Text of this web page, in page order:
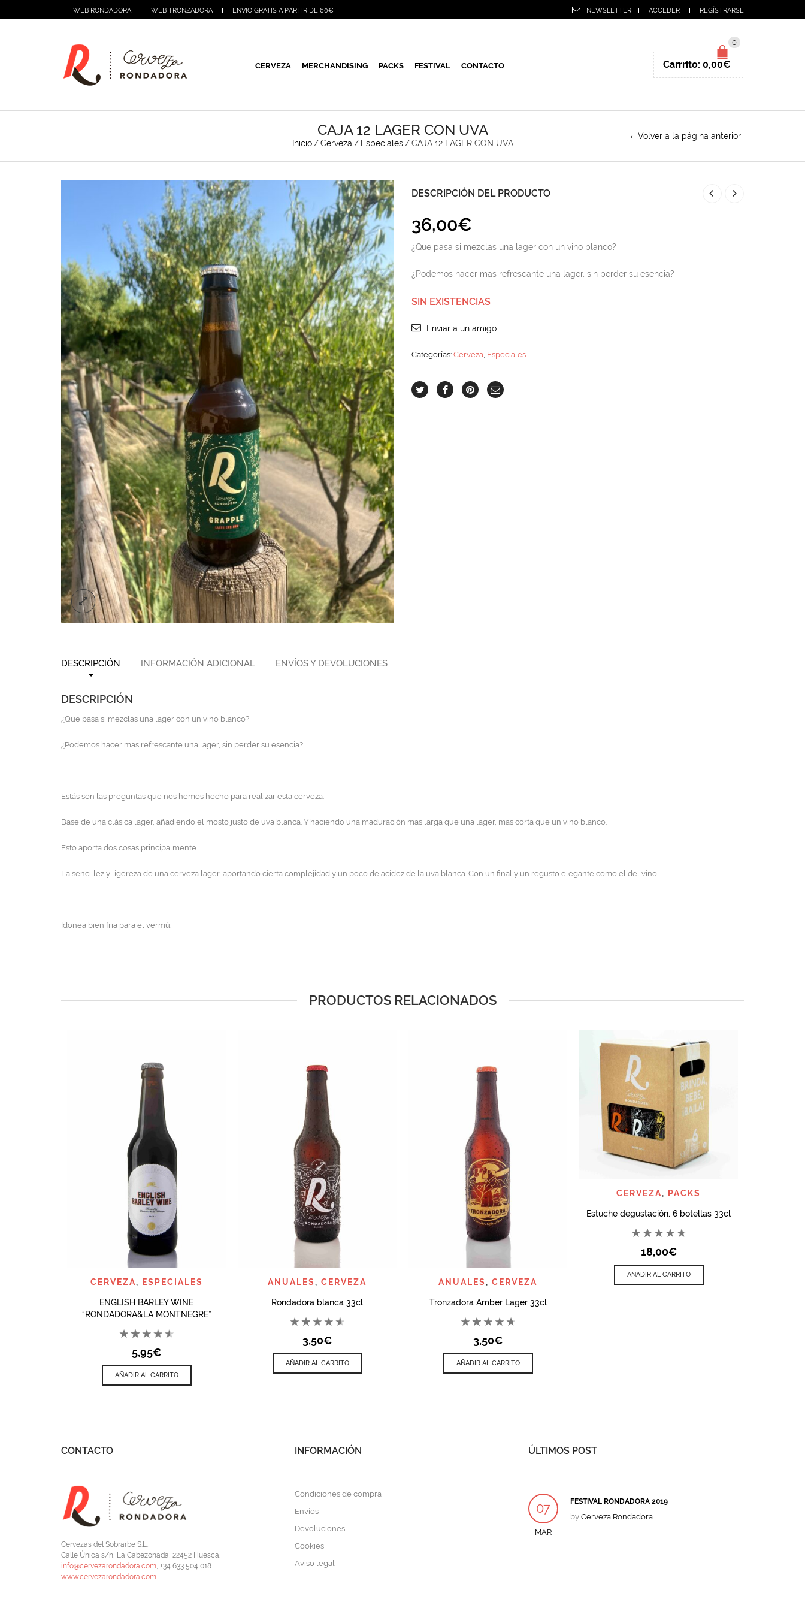
WEB RONDADORA WEB TRONZADORA ENVIO GRATIS A PARTIR DE 60€ NEWSLETTER ACCEDER REGÍSTRARSE
CERVEZA MERCHANDISING PACKS FESTIVAL CONTACTO
0
Carrrito: 0,00€
CAJA 12 LAGER CON UVA
Inicio / Cerveza / Especiales / CAJA 12 LAGER CON UVA
Volver a la página anterior
DESCRIPCIÓN DEL PRODUCTO
36,00€
¿Que pasa si mezclas una lager con un vino blanco?
¿Podemos hacer mas refrescante una lager, sin perder su esencia?
SIN EXISTENCIAS
Enviar a un amigo
Categorías: Cerveza, Especiales
DESCRIPCIÓN INFORMACIÓN ADICIONAL ENVÍOS Y DEVOLUCIONES
DESCRIPCIÓN
¿Que pasa si mezclas una lager con un vino blanco?
¿Podemos hacer mas refrescante una lager, sin perder su esencia?
Estás son las preguntas que nos hemos hecho para realizar esta cerveza.
Base de una clásica lager, añadiendo el mosto justo de uva blanca. Y haciendo una maduración mas larga que una lager, mas corta que un vino blanco.
Esto aporta dos cosas principalmente.
La sencillez y ligereza de una cerveza lager, aportando cierta complejidad y un poco de acidez de la uva blanca. Con un final y un regusto elegante como el del vino.
Idonea bien fria para el vermú.
PRODUCTOS RELACIONADOS
QUICK VIEW
CERVEZA, ESPECIALES
ENGLISH BARLEY WINE
“RONDADORA&LA MONTNEGRE”
5,95€
AÑADIR AL CARRITO
QUICK VIEW
ANUALES, CERVEZA
Rondadora blanca 33cl
3,50€
AÑADIR AL CARRITO
QUICK VIEW
ANUALES, CERVEZA
Tronzadora Amber Lager 33cl
3,50€
AÑADIR AL CARRITO
QUICK VIEW
CERVEZA, PACKS
Estuche degustación. 6 botellas 33cl
18,00€
AÑADIR AL CARRITO
CONTACTO
Cervezas del Sobrarbe S.L.,
Calle Única s/n, La Cabezonada, 22452 Huesca.
info@cervezarondadora.com, +34 633 504 018
www.cervezarondadora.com
INFORMACIÓN
Condiciones de compra
Envíos
Devoluciones
Cookies
Aviso legal
ÚLTIMOS POST
07
MAR
FESTIVAL RONDADORA 2019
by Cerveza Rondadora